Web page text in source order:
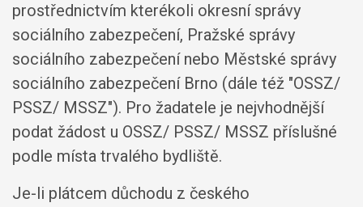
prostřednictvím kterékoli okresní správy
sociálního zabezpečení, Pražské správy
sociálního zabezpečení nebo Městské správy
sociálního zabezpečení Brno (dále též "OSSZ/
PSSZ/ MSSZ"). Pro žadatele je nejvhodnější
podat žádost u OSSZ/ PSSZ/ MSSZ příslušné
podle místa trvalého bydliště.
Je-li plátcem důchodu z českého